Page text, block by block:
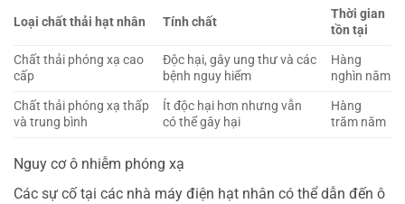
Loại chất thải hạt nhân Tính chất
Thời gian
tồn tại
Chất thải phóng xạ cao
cấp
Độc hại, gây ung thư và các
bệnh nguy hiểm
Hàng
nghìn năm
Chất thải phóng xạ thấp
và trung bình
Ít độc hại hơn nhưng vẫn
có thể gây hại
Hàng
trăm năm
Nguy cơ ô nhiễm phóng xạ
Các sự cố tại các nhà máy điện hạt nhân có thể dẫn đến ô